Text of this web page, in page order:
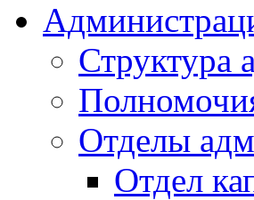
Структура
Отделы
Отдел